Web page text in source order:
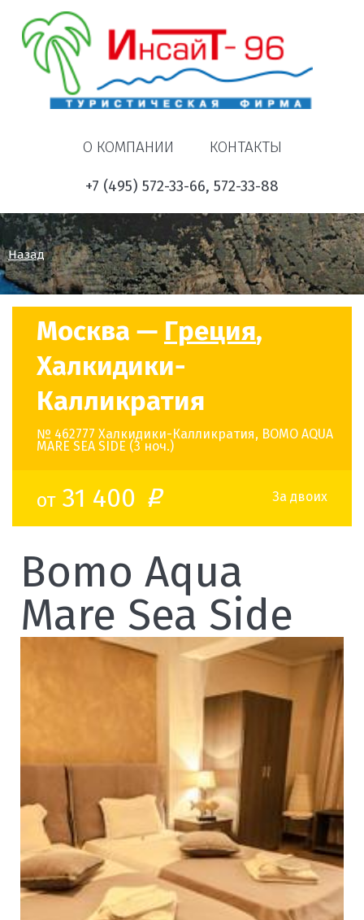
О КОМПАНИИ КОНТАКТЫ
+7 (495) 572-33-66, 572-33-88
Назад
Москва — Греция,
Халкидики-
Калликратия
№ 462777 Халкидики-Калликратия, BOMO AQUA
MARE SEA SIDE (3 ноч.)
от31 400 o За двоих
Bomo Aqua
Mare Sea Side